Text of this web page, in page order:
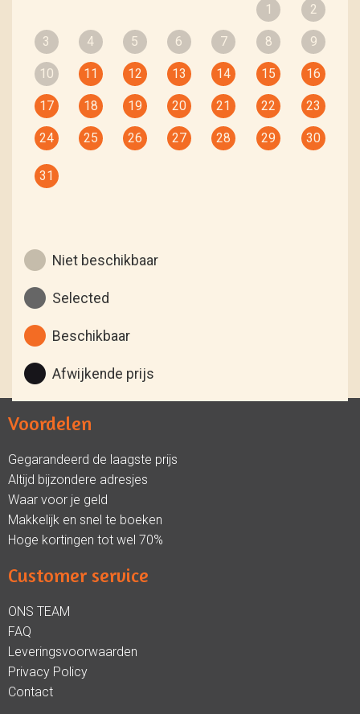
1 2
3 4 5 6 7 8 9
10 11 12 13 14 15 16
17 18 19 20 21 22 23
24 25 26 27 28 29 30
31
Niet beschikbaar
Selected
Beschikbaar
Afwijkende prijs
Voordelen
Gegarandeerd de laagste prijs
Altijd bijzondere adresjes
Waar voor je geld
Makkelijk en snel te boeken
Hoge kortingen tot wel 70%
Customer service
ONS TEAM
FAQ
Leveringsvoorwaarden
Privacy Policy
Contact